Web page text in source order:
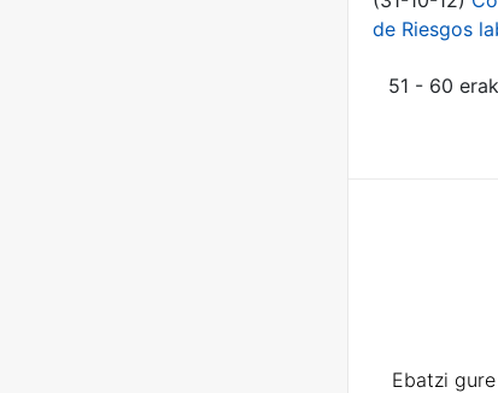
de Riesgos
51 - 60
Ebatzi